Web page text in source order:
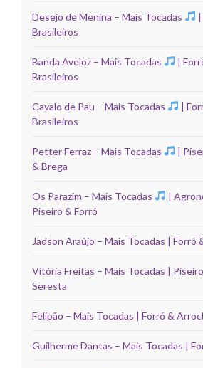
Desejo de Menina – Mais Tocadas
Brasileiros
Banda Aveloz – Mais Tocadas
|
Brasileiros
Cavalo de Pau – Mais Tocadas
|
Brasileiros
Petter Ferraz – Mais Tocadas
|
& Brega
Os Parazim – Mais Tocadas
|
Piseiro & Forró
Jadson Araújo – Mais Tocadas | Forró
Vitória Freitas – Mais Tocadas |
Seresta
Felipão – Mais Tocadas | Forró &
Guilherme Dantas – Mais Tocadas |